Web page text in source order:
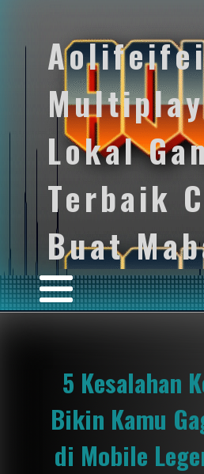
Lokal
Terbaik
Buat
5 Kesalahan
Bikin Kamu
di Mobile